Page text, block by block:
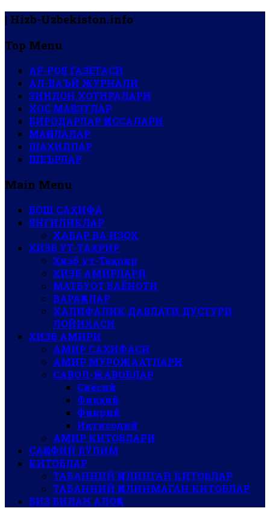
| Hizb-Uzbekiston.info
Top Menu
АР-РОЯ ГАЗЕТАСИ
АЛ-ВАЪЙ ЖУРНАЛИ
ЗИНДОН ХОТИРАЛАРИ
ХОС МАВЗУЛАР
БИРОДАРЛАР ҚИССАЛАРИ
МАҚОЛАЛАР
ШАҲИДЛАР
ШЕЪРЛАР
Main Menu
БОШ САҲИФА
ЯНГИЛИКЛАР
ХАБАР ВА ИЗОҲ
ҲИЗБ УТ-ТАҲРИР
Ҳизб ут-Таҳрир
ҲИЗБ АМИРЛАРИ
МАТБУОТ БАЁНОТИ
ВАРАҚАЛАР
ХАЛИФАЛИК ДАВЛАТИ ДУСТУРИ
ЛОЙИҲАСИ
ҲИЗБ АМИРИ
АМИР САҲИФАСИ
АМИР МУРОЖААТЛАРИ
САВОЛ-ЖАВОБЛАР
Сиёсий
Фиқҳий
Фикрий
Иқтисодий
АМИР КИТОБЛАРИ
САҚОФИЙ БЎЛИМ
КИТОБЛАР
ТАБАННИЙ ҚИЛИНГАН КИТОБЛАР
ТАБАННИЙ ҚИЛИНМАГАН КИТОБЛАР
БИЗ БИЛАН АЛОҚА